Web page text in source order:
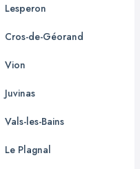
Lesperon
Cros-de-Géorand
Vion
Juvinas
Vals-les-Bains
Le Plagnal